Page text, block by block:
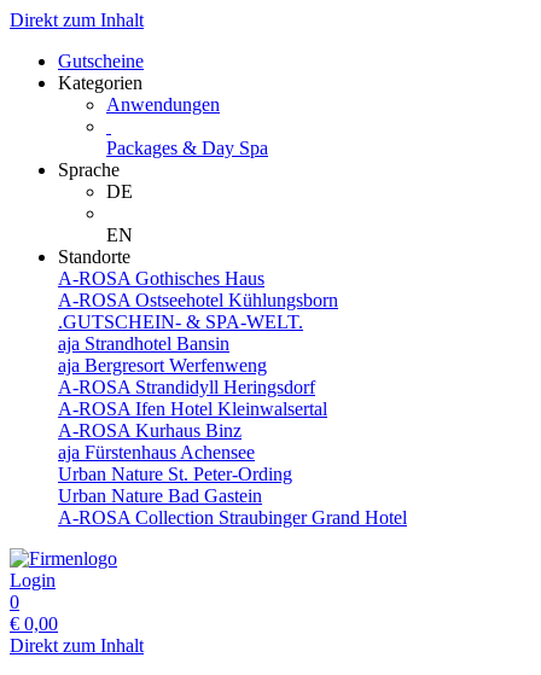
Direkt zum Inhalt
Gutscheine
Kategorien
Anwendungen
Packages & Day Spa
Sprache
DE
EN
Standorte
A-ROSA Gothisches Haus
A-ROSA Ostseehotel Kühlungsborn
.GUTSCHEIN- & SPA-WELT.
aja Strandhotel Bansin
aja Bergresort Werfenweng
A-ROSA Strandidyll Heringsdorf
A-ROSA Ifen Hotel Kleinwalsertal
A-ROSA Kurhaus Binz
aja Fürstenhaus Achensee
Urban Nature St. Peter-Ording
Urban Nature Bad Gastein
A-ROSA Collection Straubinger Grand Hotel
Login
0
€ 0,00
Direkt zum Inhalt